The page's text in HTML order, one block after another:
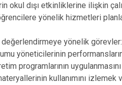
okul dışı etkinliklerine ilişkin
yönelik hizmetleri
yönelik görevler:
yöneticilerinin
programlarının
kullanımını izlemek